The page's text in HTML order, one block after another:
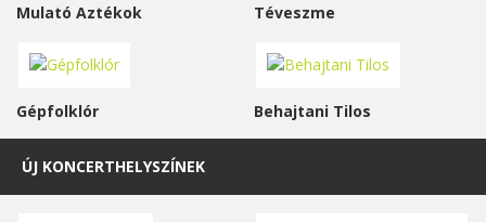
Mulató Aztékok Téveszme
Gépfolklór Behajtani Tilos
ÚJ KONCERTHELYSZÍNEK